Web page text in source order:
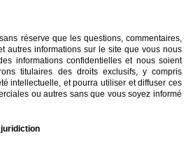
réserve que les questions, commentaires,
autres informations sur le site que vous nous
informations confidentielles et nous soient
titulaires des droits exclusifs, y compris
intellectuelle, et pourra utiliser et diffuser ces
ou autres sans que vous soyez informé